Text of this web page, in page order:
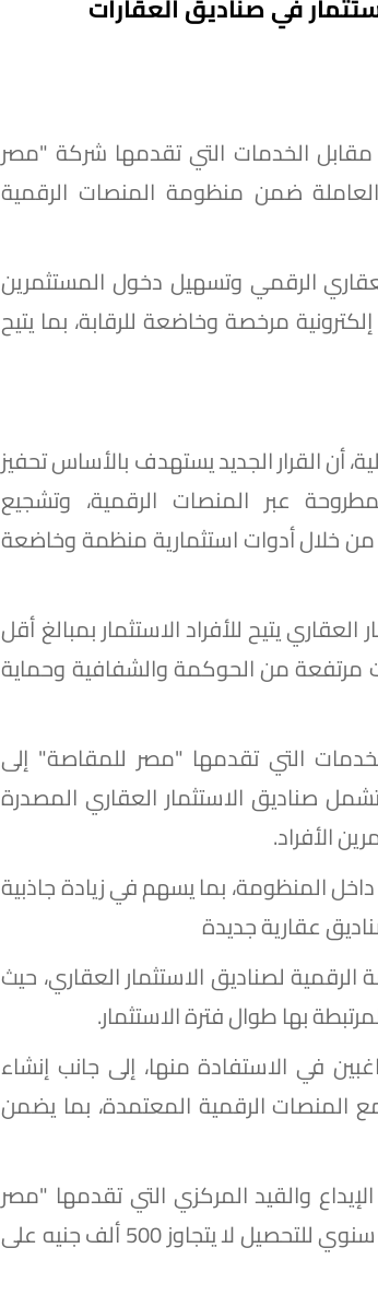
مقابل الخدمات التي تقدمها شركة "مصر
ضمن منظومة المنصات الرقمية
الرقمي وتسهيل دخول المستثمرين
مرخصة وخاضعة للرقابة، بما يتيح
أن القرار الجديد يستهدف بالأساس تحفيز
عبر المنصات الرقمية، وتشجيع
خلال أدوات استثمارية منظمة وخاضعة
يتيح للأفراد الاستثمار بمبالغ أقل
مرتفعة من الحوكمة والشفافية وحماية
التي تقدمها "مصر للمقاصة" إلى
صناديق الاستثمار العقاري المصدرة
الأفراد.
المنظومة، بما يسهم في زيادة جاذبية
عقارية جديدة
لصناديق الاستثمار العقاري، حيث
بها طوال فترة الاستثمار.
في الاستفادة منها، إلى جانب إنشاء
المنصات الرقمية المعتمدة، بما يضمن
والقيد المركزي التي تقدمها "مصر
للمقاصة" لصناديق الاستثمار العقاري، مع وضع سقف سنوي للتحصيل لا يتجاوز 500 ألف جنيه على